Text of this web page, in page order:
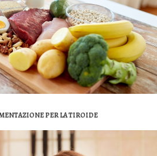
PER LA TIROIDE